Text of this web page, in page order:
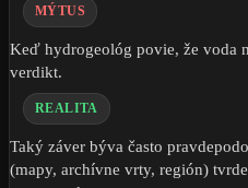
MÝTUS
Keď hydrogeológ povie, že voda
verdikt.
REALITA
Taký záver býva často
(mapy, archívne vrty, región)